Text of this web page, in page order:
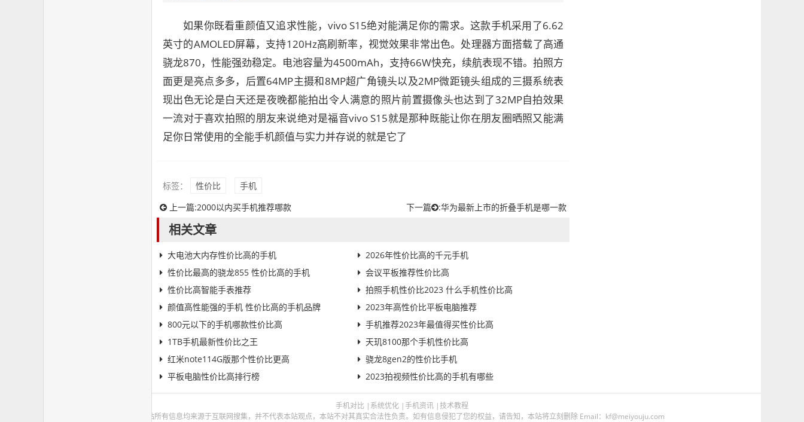
如果你既看重颜值又追求性能，vivo S15绝对能满足你的需求。这款手机采用了6.62
英寸的AMOLED屏幕，支持120Hz高刷新率，视觉效果非常出色。处理器方面搭载了高通
骁龙870，性能强劲稳定。电池容量为4500mAh，支持66W快充，续航表现不错。拍照方
面更是亮点多多，后置64MP主摄和8MP超广角镜头以及2MP微距镜头组成的三摄系统表
现出色无论是白天还是夜晚都能拍出令人满意的照片前置摄像头也达到了32MP自拍效果
一流对于喜欢拍照的朋友来说绝对是福音vivo S15就是那种既能让你在朋友圈晒照又能满
足你日常使用的全能手机颜值与实力并存说的就是它了
标签： 性价比
手机
上一篇:2000以内买手机推荐哪款 下一篇 :华为最新上市的折叠手机是哪一款
相关文章
大电池大内存性价比高的手机
2026年性价比高的千元手机
性价比最高的骁龙855 性价比高的手机
会议平板推荐性价比高
性价比高智能手表推荐
拍照手机性价比2023 什么手机性价比高
颜值高性能强的手机 性价比高的手机品牌
2023年高性价比平板电脑推荐
800元以下的手机哪款性价比高
手机推荐2023年最值得买性价比高
1TB手机最新性价比之王
天玑8100那个手机性价比高
红米note114G版那个性价比更高
骁龙8gen2的性价比手机
平板电脑性价比高排行榜
2023拍视频性价比高的手机有哪些
手机对比 | 系统优化 |手机资讯 |技术教程
本站所有信息均来源于互联网搜集，并不代表本站观点，本站不对其真实合法性负责。如有信息侵犯了您的权益，请告知，本站将立刻删除 Email：kf@meiyouju.com